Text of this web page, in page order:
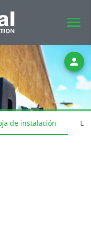
menu
person
de instalación